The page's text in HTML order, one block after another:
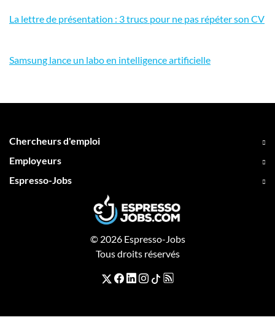
La lettre de présentation : 3 trucs pour ne pas répéter son CV
Samsung lance un labo en intelligence artificielle
Chercheurs d'emploi
Employeurs
Espresso-Jobs
© 2026 Espresso-Jobs
Tous droits réservés